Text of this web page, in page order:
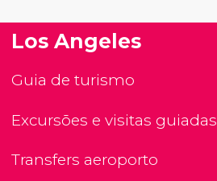
Los Angeles
Guia de turismo
Excursões e visitas guiadas
Transfers aeroporto